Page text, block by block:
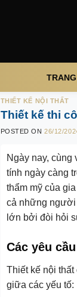
THIẾT KẾ NỘI THẤT
Thiết kế thi
POSTED ON26/12/
Ngày nay,
tính ngày càng
thẩm mỹ của
cả những người
lớn bởi đòi hỏi
Các yêu
Thiết kế nội
giữa các yếu tố: